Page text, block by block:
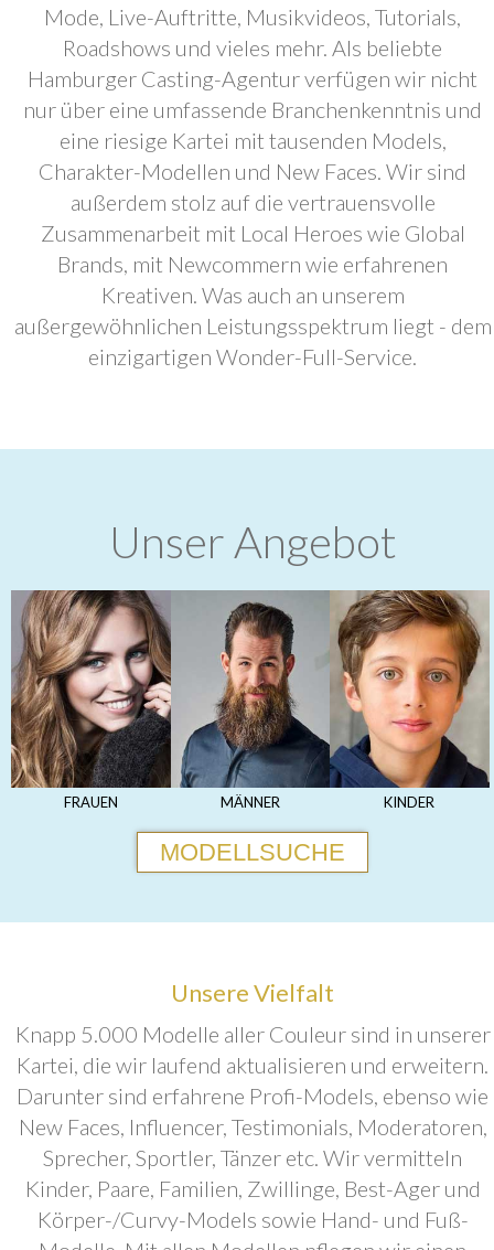
Mode, Live-Auftritte, Musikvideos, Tutorials,
Roadshows und vieles mehr. Als beliebte
Hamburger Casting-Agentur verfügen wir nicht
nur über eine umfassende Branchenkenntnis und
eine riesige Kartei mit tausenden Models,
Charakter-Modellen und New Faces. Wir sind
außerdem stolz auf die vertrauensvolle
Zusammenarbeit mit Local Heroes wie Global
Brands, mit Newcommern wie erfahrenen
Kreativen. Was auch an unserem
außergewöhnlichen Leistungsspektrum liegt - dem
einzigartigen Wonder-Full-Service.
Unser Angebot
FRAUEN MÄNNER KINDER
MODELLSUCHE
Unsere Vielfalt
Knapp 5.000 Modelle aller Couleur sind in unserer
Kartei, die wir laufend aktualisieren und erweitern.
Darunter sind erfahrene Profi-Models, ebenso wie
New Faces, Influencer, Testimonials, Moderatoren,
Sprecher, Sportler, Tänzer etc. Wir vermitteln
Kinder, Paare, Familien, Zwillinge, Best-Ager und
Körper-/Curvy-Models sowie Hand- und Fuß-